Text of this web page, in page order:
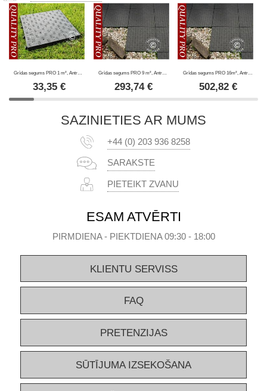
Grīdas segums PRO 1 m², Antracīts (4 gab.)
33,35€
Grīdas segums PRO 9 m², Antracīts
293,74€
Grīdas segums PRO 16m², Antracīts
502,82€
SAZINIETIES AR MUMS
+44 (0) 203 936 8258
SARAKSTE
PIETEIKT ZVANU
ESAM ATVĒRTI
PIRMDIENA - PIEKTDIENA 09:30 - 18:00
KLIENTU SERVISS
FAQ
PRETENZIJAS
SŪTĪJUMA IZSEKOŠANA